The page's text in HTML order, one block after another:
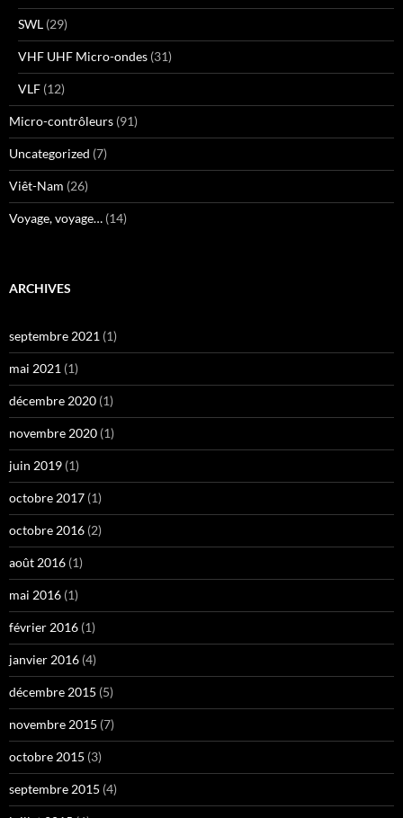
SWL (29)
VHF UHF Micro-ondes (31)
VLF (12)
Micro-contrôleurs (91)
Uncategorized (7)
Viêt-Nam (26)
Voyage, voyage… (14)
ARCHIVES
septembre 2021 (1)
mai 2021 (1)
décembre 2020 (1)
novembre 2020 (1)
juin 2019 (1)
octobre 2017 (1)
octobre 2016 (2)
août 2016 (1)
mai 2016 (1)
février 2016 (1)
janvier 2016 (4)
décembre 2015 (5)
novembre 2015 (7)
octobre 2015 (3)
septembre 2015 (4)